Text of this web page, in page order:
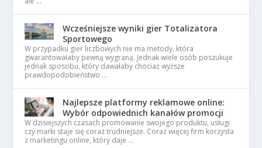
Wcześniejsze wyniki gier Totalizatora
Sportowego
W przypadku gier liczbowych nie ma metody, która
gwarantowałaby pewną wygraną. Jednak wiele osób poszukuje
jednak sposobu, który dawałaby chociaż wyższe
prawdopodobieństwo …
Najlepsze platformy reklamowe online:
Wybór odpowiednich kanałów promocji
W dzisiejszych czasach promowanie swojego produktu, usługi
czy marki staje się coraz trudniejsze. Coraz więcej firm korzysta
z marketingu online, który daje …